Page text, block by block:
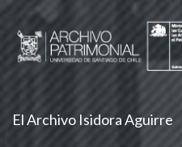
El Archivo Isidora Aguirre